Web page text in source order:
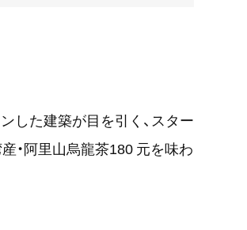
した建築が目を引く、スター
・阿里山烏龍茶180 元を味わ